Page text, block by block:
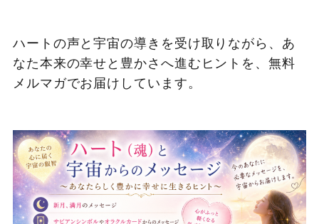
ハートの声と宇宙の導きを受け取りながら、あ
なた本来の幸せと豊かさへ進むヒントを、無料
メルマガでお届けしています。